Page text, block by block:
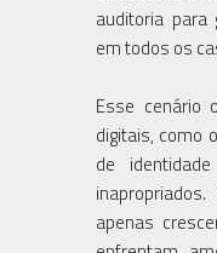
auditoria
em todos os
Esse cenário
digitais, como
de
apenas